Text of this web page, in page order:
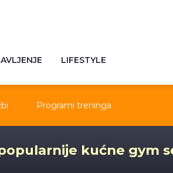
LIFESTYLE
Programi treninga
kućne gym